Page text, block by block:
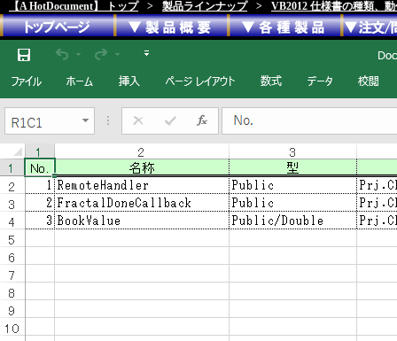
【A HotDocument】 トップ > 製品ラインナップ > VB2012 仕様書の種類、